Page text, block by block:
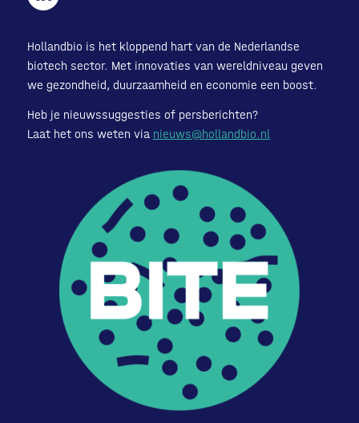
Hollandbio is het kloppend hart van de Nederlandse
biotech sector. Met innovaties van wereldniveau geven
we gezondheid, duurzaamheid en economie een boost.
Heb je nieuwssuggesties of persberichten?
Laat het ons weten via nieuws@hollandbio.nl